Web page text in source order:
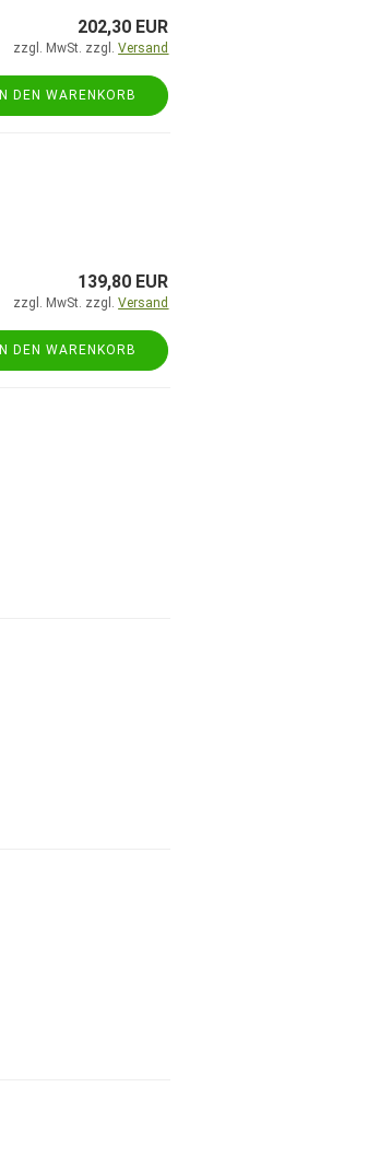
202,30 EUR
zzgl. MwSt. zzgl.Versand
IN DEN WARENKORB
139,80 EUR
zzgl. MwSt. zzgl.Versand
IN DEN WARENKORB